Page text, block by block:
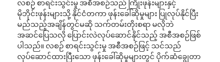
လစဉ် စာရင်းသွင်းမှု အစီအစဉ်သည် ကြိုးဖုန်းများနှင့်
မိုဘိုင်းဖုန်းများသို့ နိုင်ငံတကာ ဖုန်းခေါ်ဆိုမှုများ ပြုလုပ်နိုင်ပြီး
မည်သည့်အချိန်တွင်မဆို သက်တမ်းတိုးစရာ မလိုဘဲ
အဆင်ပြေသလို ပြောင်းလဲလုပ်ဆောင်နိုင်သည့် အစီအစဉ်ဖြစ်
ပါသည်။ လစဉ် စာရင်းသွင်းမှု အစီအစဉ်ဖြင့် သင်သည်
လုပ်ဆောင်ထားပြီးသော ဖုန်းခေါ်ဆိုမှုများတွင် ပိုက်ဆံချွေတာ